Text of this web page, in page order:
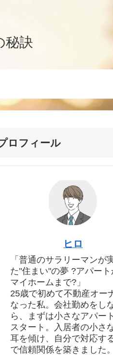
秘訣
ロフィール
ヒロ
「普通のサラリーマンが
た"住まい"の夢 ?アパート
マイホームまで?」
25歳で初めて不動産オー
なった私。会社勤めをし
ら、まずは小さなアパー
スタート。入居者の小さ
耳を傾け、自分で対応す
で信頼関係を築きました